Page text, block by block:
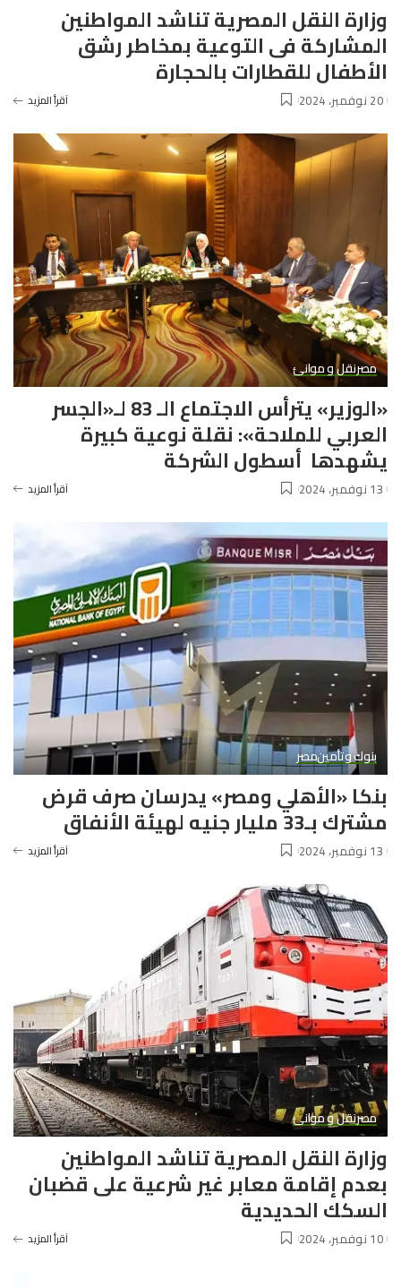
وزارة النقل المصرية تناشد المواطنين
المشاركة فى التوعية بمخاطر رشق
الأطفال للقطارات بالحجارة
20 نوفمبر، 2024 آقرأ المزيد
مصرنقل و موانئ
«الوزير» يترأس الاجتماع الـ 83 لـ«الجسر
العربي للملاحة»: نقلة نوعية كبيرة
يشهدها أسطول الشركة
13 نوفمبر، 2024 آقرأ المزيد
بنوك وتأمينمصر
بنكا «الأهلي ومصر» يدرسان صرف قرض
مشترك بـ33 مليار جنيه لهيئة الأنفاق
13 نوفمبر، 2024 آقرأ المزيد
مصرنقل و موانئ
وزارة النقل المصرية تناشد المواطنين
بعدم إقامة معابر غير شرعية على قضبان
السكك الحديدية
10 نوفمبر، 2024 آقرأ المزيد